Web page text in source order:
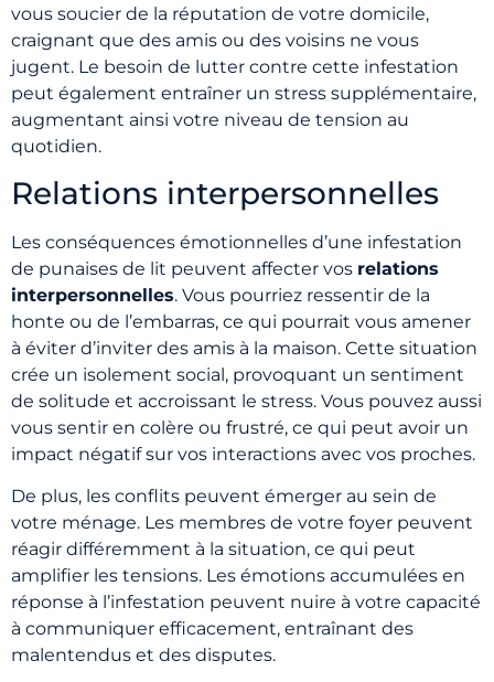
vous soucier de la réputation de votre domicile,
craignant que des amis ou des voisins ne vous
jugent. Le besoin de lutter contre cette infestation
peut également entraîner un stress supplémentaire,
augmentant ainsi votre niveau de tension au
quotidien.
Relations interpersonnelles
Les conséquences émotionnelles d’une infestation
de punaises de lit peuvent affecter vos relations
interpersonnelles. Vous pourriez ressentir de la
honte ou de l’embarras, ce qui pourrait vous amener
à éviter d’inviter des amis à la maison. Cette situation
crée un isolement social, provoquant un sentiment
de solitude et accroissant le stress. Vous pouvez aussi
vous sentir en colère ou frustré, ce qui peut avoir un
impact négatif sur vos interactions avec vos proches.
De plus, les conflits peuvent émerger au sein de
votre ménage. Les membres de votre foyer peuvent
réagir différemment à la situation, ce qui peut
amplifier les tensions. Les émotions accumulées en
réponse à l’infestation peuvent nuire à votre capacité
à communiquer efficacement, entraînant des
malentendus et des disputes.